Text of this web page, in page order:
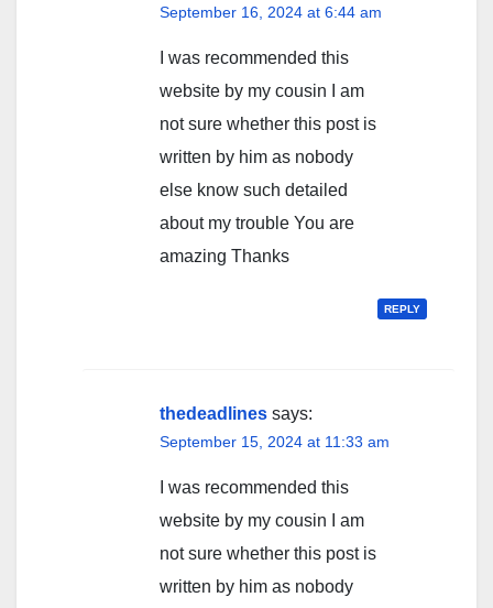
September 16, 2024 at 6:44 am
I was recommended this
website by my cousin I am
not sure whether this post is
written by him as nobody
else know such detailed
about my trouble You are
amazing Thanks
REPLY
thedeadlines says:
September 15, 2024 at 11:33 am
I was recommended this
website by my cousin I am
not sure whether this post is
written by him as nobody